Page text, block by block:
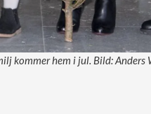
kommer hem i jul. Bild: Anders